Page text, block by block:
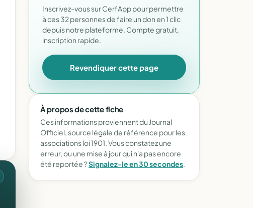
Inscrivez-vous sur CerfApp pour permettre
à ces 32 personnes de faire un don en 1 clic
depuis notre plateforme. Compte gratuit,
inscription rapide.
Revendiquer cette page
À propos de cette fiche
Ces informations proviennent du Journal
Officiel, source légale de référence pour les
associations loi 1901. Vous constatez une
erreur, ou une mise à jour qui n'a pas encore
été reportée ?Signalez-le en 30 secondes.